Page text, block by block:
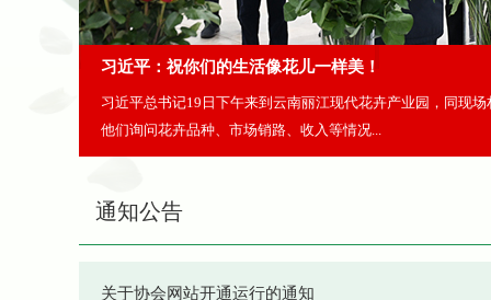
习近平：祝你们的生活像花儿一样美！
习近平总书记19日下午来到云南丽江现代花卉产业园，同现
他们询问花卉品种、市场销路、收入等情况...
通知公告
关于协会网站开通运行的通知